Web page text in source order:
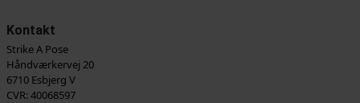
Kontakt
Strike A Pose
Håndværkervej 20
6710 Esbjerg V
CVR: 40068597